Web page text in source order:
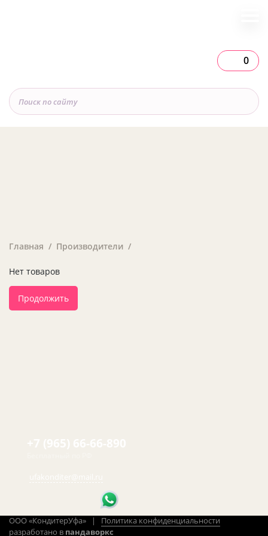
0
Главная Производители
Нет товаров
Продолжить
ООО «КондитерУфа» | Политика конфиденциальности
разработано в пандаворкс